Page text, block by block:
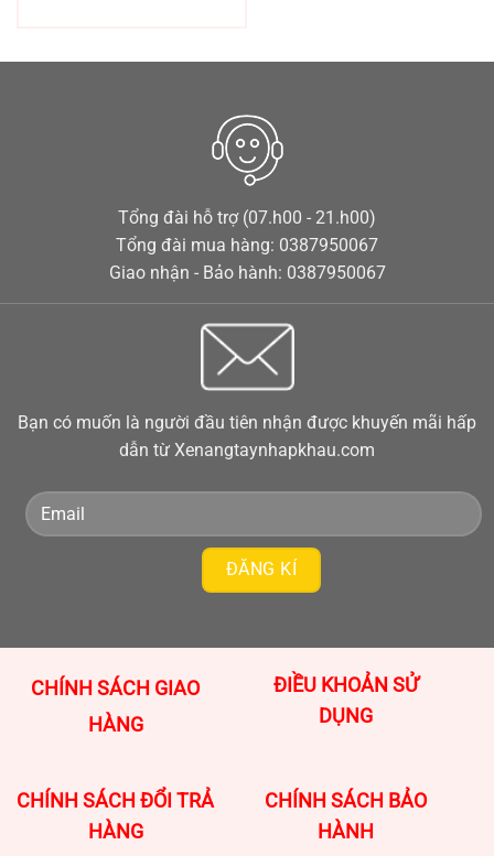
Tổng đài hỗ trợ (07.h00 - 21.h00)
Tổng đài mua hàng: 0387950067
Giao nhận - Bảo hành: 0387950067
Bạn có muốn là người đầu tiên nhận được khuyến mãi hấp
dẫn từ Xenangtaynhapkhau.com
CHÍNH SÁCH GIAO
HÀNG
ĐIỀU KHOẢN SỬ
DỤNG
CHÍNH SÁCH ĐỔI TRẢ
HÀNG
CHÍNH SÁCH BẢO
HÀNH